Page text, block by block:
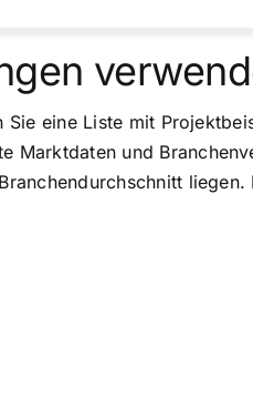
eine Liste mit
Marktdaten und
liegen.